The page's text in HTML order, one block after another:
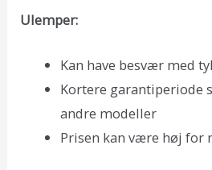
Ulemper:
Kan have besvær med
Kortere garantiperiode
andre modeller
Prisen kan være høj for